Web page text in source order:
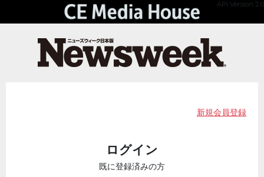
API Version 2.0
新規会員登録
ログイン
既に登録済みの方